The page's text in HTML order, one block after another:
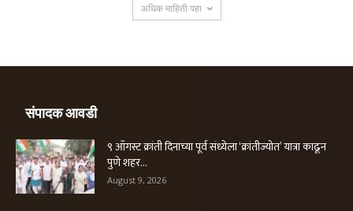
अधिक माहिती पहा
संपादक आवडी
९ ऑगस्ट क्रांती दिनाच्या पूर्व संध्येला ‘क्रांतीज्योत’ यात्रा काढून
पुणे शहर...
August 9, 2026